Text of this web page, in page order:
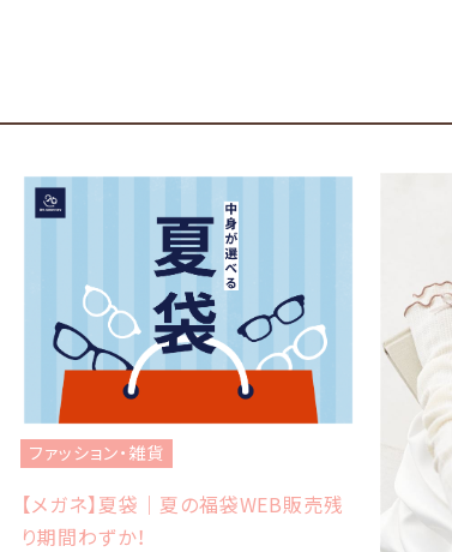
ファッション・雑貨
【メガネ】夏袋｜夏の福袋WEB販売残
り期間わずか！